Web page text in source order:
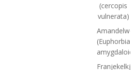
(cercopis
vulnerata)
(Euphorbia